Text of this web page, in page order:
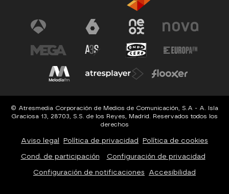
© Atresmedia Corporación de Medios de Comunicación, S.A - A. Isla
Graciosa 13, 28703, S.S. de los Reyes, Madrid. Reservados todos los
derechos
Aviso legal Política de privacidad Política de cookies
Cond. de participación Configuración de privacidad
Configuración de notificaciones Accesibilidad